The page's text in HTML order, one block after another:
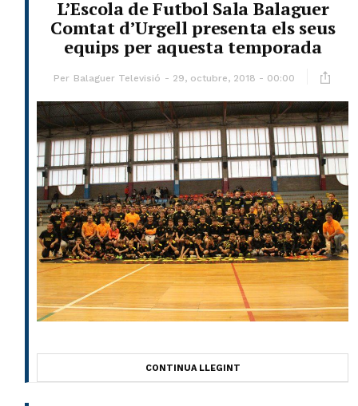
L’Escola de Futbol Sala Balaguer
Comtat d’Urgell presenta els seus
equips per aquesta temporada
Per Balaguer Televisió 29, octubre, 2018 - 00:00
CONTINUA LLEGINT